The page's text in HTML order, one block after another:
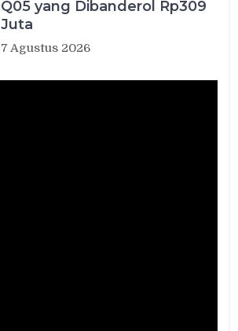
Q05 yang Dibanderol Rp309
Juta
7 Agustus 2026